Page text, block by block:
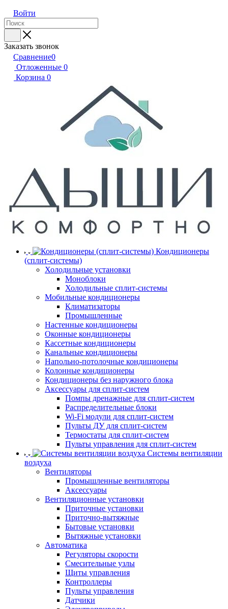
Войти
Заказать звонок
Сравнение0
Отложенные 0
Корзина 0
Кондиционеры
(сплит-системы)
Холодильные установки
Моноблоки
Холодильные сплит-системы
Мобильные кондиционеры
Климатизаторы
Промышленные
Настенные кондиционеры
Оконные кондиционеры
Кассетные кондиционеры
Канальные кондиционеры
Напольно-потолочные кондиционеры
Колонные кондиционеры
Кондиционеры без наружного блока
Аксессуары для сплит-систем
Помпы дренажные для сплит-систем
Распределительные блоки
Wi-Fi модули для сплит-систем
Пульты ДУ для сплит-систем
Термостаты для сплит-систем
Пульты управления для сплит-систем
Системы вентиляции
воздуха
Вентиляторы
Промышленные вентиляторы
Аксессуары
Вентиляционные установки
Приточные установки
Приточно-вытяжные
Бытовые установки
Вытяжные установки
Автоматика
Регуляторы скорости
Смесительные узлы
Щиты управления
Контроллеры
Пульты управления
Датчики